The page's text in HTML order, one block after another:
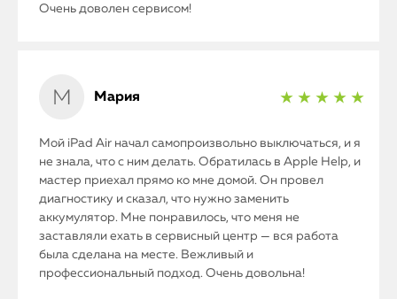
MacBook
Watch
iPad
Очень доволен сервисом!
Мария ★ ★ ★ ★ ★
Мой iPad Air начал самопроизвольно выключаться, и я
не знала, что с ним делать. Обратилась в Apple Help, и
мастер приехал прямо ко мне домой. Он провел
диагностику и сказал, что нужно заменить
аккумулятор. Мне понравилось, что меня не
заставляли ехать в сервисный центр — вся работа
была сделана на месте. Вежливый и
профессиональный подход. Очень довольна!